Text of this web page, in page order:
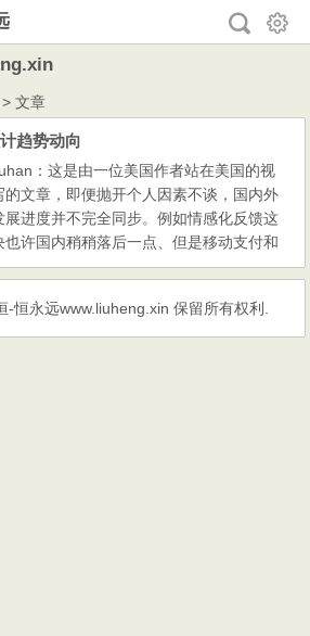
文章
趋势动向
：这是由一位美国作者站在美国的视
的文章，即便抛开个人因素不谈，国内外
展进度并不完全同步。例如情感化反馈这
也许国内稍稍落后一点、但是移动支付和
要快一些，有些方面即便步调差不多，
意思，至少可以了解一下国际风向。 201
结束，是时候向前展望，预测在接下来的
-恒永远www.liuheng.xin 保留所有权利.